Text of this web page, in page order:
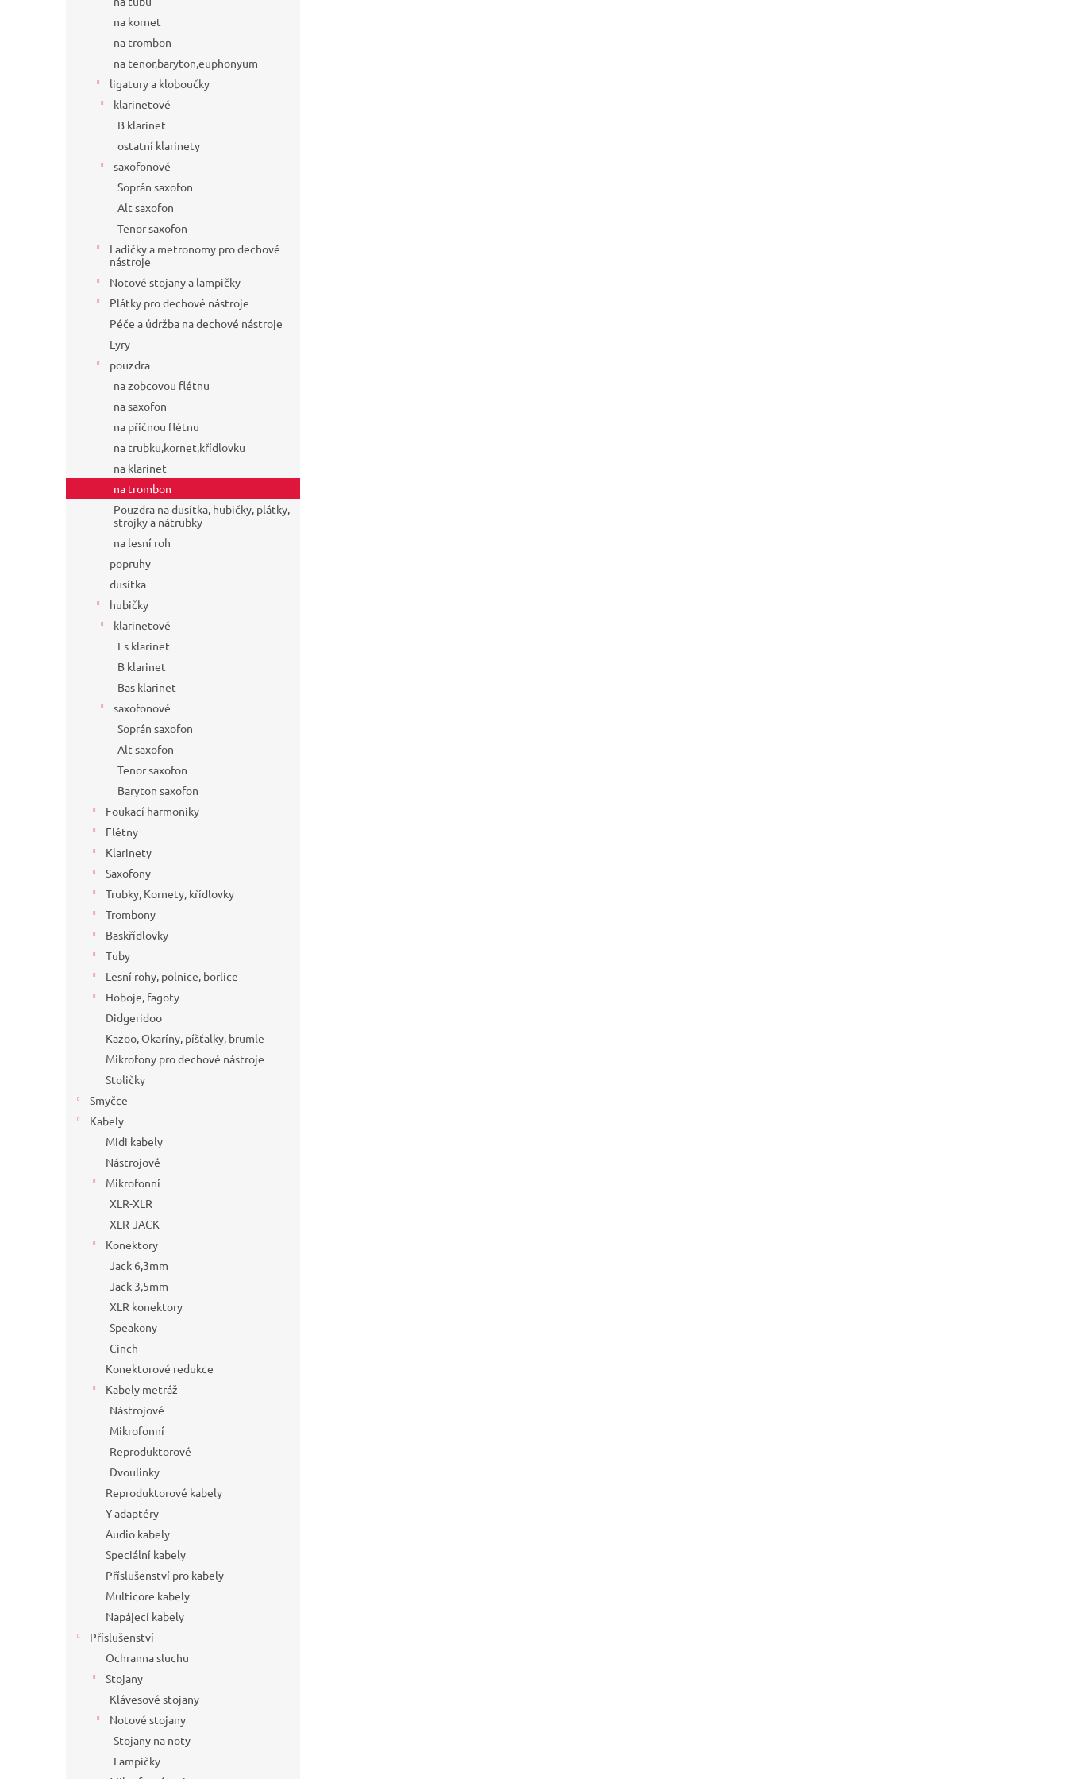
na kornet
na trombon
na tenor,baryton,euphonyum
ligatury a kloboučky
klarinetové
B klarinet
ostatní klarinety
saxofonové
Soprán saxofon
Alt saxofon
Tenor saxofon
Ladičky a metronomy pro dechové
nástroje
Notové stojany a lampičky
Plátky pro dechové nástroje
Péče a údržba na dechové nástroje
Lyry
pouzdra
na zobcovou flétnu
na saxofon
na příčnou flétnu
na trubku,kornet,křídlovku
na klarinet
na trombon
Pouzdra na dusítka, hubičky, plátky,
strojky a nátrubky
na lesní roh
popruhy
dusítka
hubičky
klarinetové
Es klarinet
B klarinet
Bas klarinet
saxofonové
Soprán saxofon
Alt saxofon
Tenor saxofon
Baryton saxofon
Foukací harmoniky
Flétny
Klarinety
Saxofony
Trubky, Kornety, křídlovky
Trombony
Baskřídlovky
Tuby
Lesní rohy, polnice, borlice
Hoboje, fagoty
Didgeridoo
Kazoo, Okaríny, píšťalky, brumle
Mikrofony pro dechové nástroje
Stoličky
Smyčce
Kabely
Midi kabely
Nástrojové
Mikrofonní
XLR-XLR
XLR-JACK
Konektory
Jack 6,3mm
Jack 3,5mm
XLR konektory
Speakony
Cinch
Konektorové redukce
Kabely metráž
Nástrojové
Mikrofonní
Reproduktorové
Dvoulinky
Reproduktorové kabely
Y adaptéry
Audio kabely
Speciální kabely
Příslušenství pro kabely
Multicore kabely
Napájecí kabely
Příslušenství
Ochranna sluchu
Stojany
Klávesové stojany
Notové stojany
Stojany na noty
Lampičky